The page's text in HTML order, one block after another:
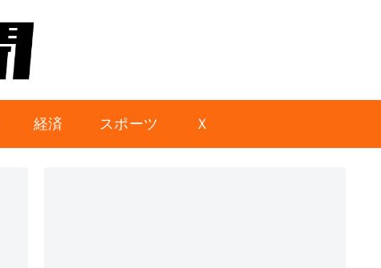
経済 スポーツ Ｘ